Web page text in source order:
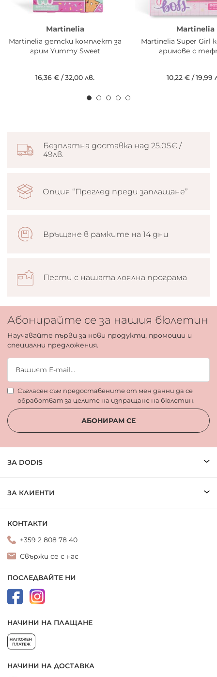
Martinelia
Martinelia детски комплект за
грим Yummy Sweet
16,36 € /32,00 лв.
Martinelia
Martinelia Super Girl
гримове с
10,22 €/19,99
Безплатна доставка над 25.05€ /
49лв.
Опция “Преглед преди заплащане”
Връщане в рамките на 14 дни
Пести с нашата лоялна програма
Абонирайте се за нашия бюлетин
Научавайте първи за нови продукти, промоции и
специални предложения.
Съгласен съм предоставените от мен данни да се
обработват за целите на изпращане на бюлетин.
АБОНИРАМ СЕ
ЗА DODIS
ЗА КЛИЕНТИ
КОНТАКТИ
+359 2 808 78 40
Свържи се с нас
ПОСЛЕДВАЙТЕ НИ
НАЧИНИ НА ПЛАЩАНЕ
НАЧИНИ НА ДОСТАВКА